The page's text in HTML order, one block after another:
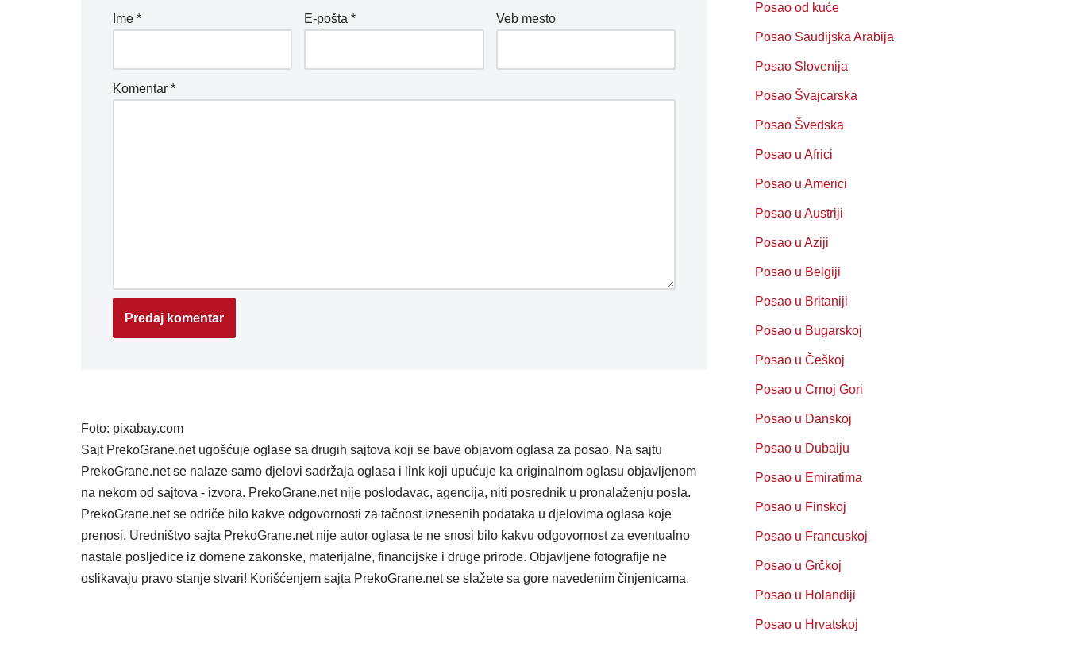
Ime * E-pošta* Veb mesto
Komentar *
Foto: pixabay.com
Sajt PrekoGrane.net ugošćuje oglase sa drugih sajtova koji se bave objavom oglasa za posao. Na sajtu
PrekoGrane.net se nalaze samo djelovi sadržaja oglasa i link koji upućuje ka originalnom oglasu objavljenom
na nekom od sajtova - izvora. PrekoGrane.net nije poslodavac, agencija, niti posrednik u pronalaženju posla.
PrekoGrane.net se odriče bilo kakve odgovornosti za tačnost iznesenih podataka u djelovima oglasa koje
prenosi. Uredništvo sajta PrekoGrane.net nije autor oglasa te ne snosi bilo kakvu odgovornost za eventualno
nastale posljedice iz domene zakonske, materijalne, financijske i druge prirode. Objavljene fotografije ne
oslikavaju pravo stanje stvari! Korišćenjem sajta PrekoGrane.net se slažete sa gore navedenim činjenicama.
Posao od kuće
Posao Saudijska Arabija
Posao Slovenija
Posao Švajcarska
Posao Švedska
Posao u Africi
Posao u Americi
Posao u Austriji
Posao u Aziji
Posao u Belgiji
Posao u Britaniji
Posao u Bugarskoj
Posao u Češkoj
Posao u Crnoj Gori
Posao u Danskoj
Posao u Dubaiju
Posao u Emiratima
Posao u Finskoj
Posao u Francuskoj
Posao u Grčkoj
Posao u Holandiji
Posao u Hrvatskoj